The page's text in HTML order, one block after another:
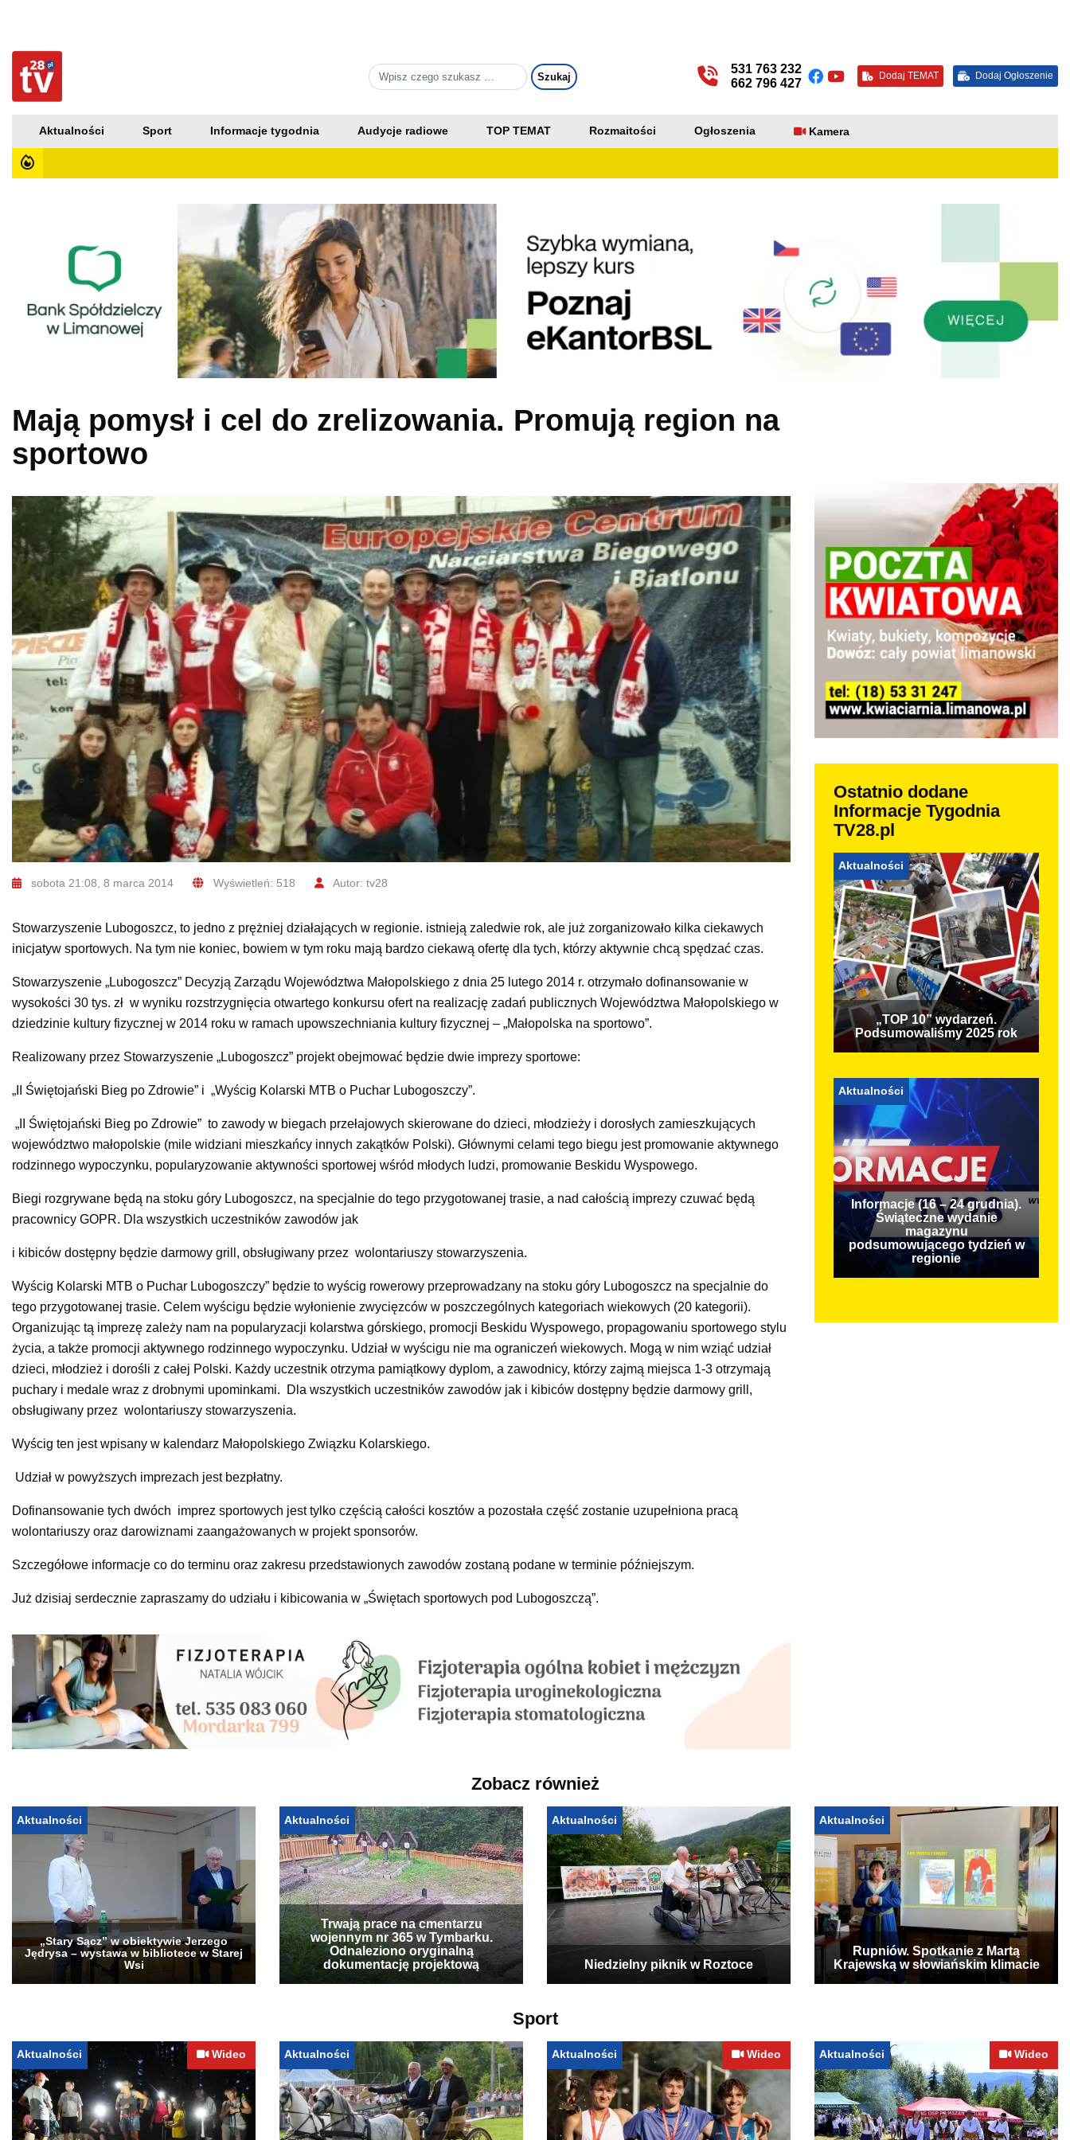
531 763 232
662 796 427
Dodaj TEMAT Dodaj Ogłoszenie
Aktualności Sport Informacje tygodnia Audycje radiowe TOP TEMAT Rozmaitości Ogłoszenia Kamera
Mają pomysł i cel do zrelizowania. Promują region na
sportowo
sobota 21:08, 8 marca 2014 Wyświetleń: 518 Autor: tv28
Stowarzyszenie Lubogoszcz, to jedno z prężniej działających w regionie. istnieją zaledwie rok, ale już zorganizowało kilka ciekawych
inicjatyw sportowych. Na tym nie koniec, bowiem w tym roku mają bardzo ciekawą ofertę dla tych, którzy aktywnie chcą spędzać czas.
Stowarzyszenie „Lubogoszcz” Decyzją Zarządu Województwa Małopolskiego z dnia 25 lutego 2014 r. otrzymało dofinansowanie w
wysokości 30 tys. zł w wyniku rozstrzygnięcia otwartego konkursu ofert na realizację zadań publicznych Województwa Małopolskiego w
dziedzinie kultury fizycznej w 2014 roku w ramach upowszechniania kultury fizycznej – „Małopolska na sportowo”.
Realizowany przez Stowarzyszenie „Lubogoszcz” projekt obejmować będzie dwie imprezy sportowe:
„II Świętojański Bieg po Zdrowie” i „Wyścig Kolarski MTB o Puchar Lubogoszczy”.
„II Świętojański Bieg po Zdrowie” to zawody w biegach przełajowych skierowane do dzieci, młodzieży i dorosłych zamieszkujących
województwo małopolskie (mile widziani mieszkańcy innych zakątków Polski). Głównymi celami tego biegu jest promowanie aktywnego
rodzinnego wypoczynku, popularyzowanie aktywności sportowej wśród młodych ludzi, promowanie Beskidu Wyspowego.
Biegi rozgrywane będą na stoku góry Lubogoszcz, na specjalnie do tego przygotowanej trasie, a nad całością imprezy czuwać będą
pracownicy GOPR. Dla wszystkich uczestników zawodów jak
i kibiców dostępny będzie darmowy grill, obsługiwany przez wolontariuszy stowarzyszenia.
Wyścig Kolarski MTB o Puchar Lubogoszczy” będzie to wyścig rowerowy przeprowadzany na stoku góry Lubogoszcz na specjalnie do
tego przygotowanej trasie. Celem wyścigu będzie wyłonienie zwycięzców w poszczególnych kategoriach wiekowych (20 kategorii).
Organizując tą imprezę zależy nam na popularyzacji kolarstwa górskiego, promocji Beskidu Wyspowego, propagowaniu sportowego stylu
życia, a także promocji aktywnego rodzinnego wypoczynku. Udział w wyścigu nie ma ograniczeń wiekowych. Mogą w nim wziąć udział
dzieci, młodzież i dorośli z całej Polski. Każdy uczestnik otrzyma pamiątkowy dyplom, a zawodnicy, którzy zajmą miejsca 1-3 otrzymają
puchary i medale wraz z drobnymi upominkami. Dla wszystkich uczestników zawodów jak i kibiców dostępny będzie darmowy grill,
obsługiwany przez wolontariuszy stowarzyszenia.
Wyścig ten jest wpisany w kalendarz Małopolskiego Związku Kolarskiego.
Udział w powyższych imprezach jest bezpłatny.
Dofinansowanie tych dwóch imprez sportowych jest tylko częścią całości kosztów a pozostała część zostanie uzupełniona pracą
wolontariuszy oraz darowiznami zaangażowanych w projekt sponsorów.
Szczegółowe informacje co do terminu oraz zakresu przedstawionych zawodów zostaną podane w terminie późniejszym.
Już dzisiaj serdecznie zapraszamy do udziału i kibicowania w „Świętach sportowych pod Lubogoszczą”.
Ostatnio dodane
Informacje Tygodnia
TV28.pl
Aktualności
„TOP 10” wydarzeń.
Podsumowaliśmy 2025 rok
Aktualności
Informacje (16 – 24 grudnia).
Świąteczne wydanie
magazynu
podsumowującego tydzień w
regionie
Zobacz również
Aktualności
„Stary Sącz” w obiektywie Jerzego
Jędrysa – wystawa w bibliotece w Starej
Wsi
Aktualności
Trwają prace na cmentarzu
wojennym nr 365 w Tymbarku.
Odnaleziono oryginalną
dokumentację projektową
Aktualności
Niedzielny piknik w Roztoce
Aktualności
Rupniów. Spotkanie z Martą
Krajewską w słowiańskim klimacie
Sport
Aktualności Wideo Aktualności Aktualności Wideo Aktualności Wideo